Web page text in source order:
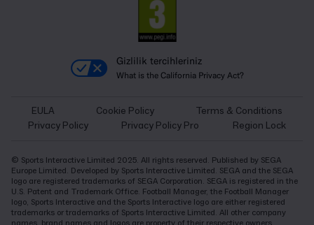
Gizlilik tercihleriniz
What is the California Privacy Act?
EULA Cookie Policy
Terms & Conditions
Privacy Policy
Privacy Policy Pro Region Lock
© Sports Interactive Limited 2025. All rights reserved. Published by SEGA
Europe Limited. Developed by Sports Interactive Limited. SEGA and the SEGA
logo are registered trademarks of SEGA Corporation. SEGA is registered in the
U.S. Patent and Trademark Office. Football Manager, the Football Manager
logo, Sports Interactive and the Sports Interactive logo are either registered
trademarks or trademarks of Sports Interactive Limited. All other company